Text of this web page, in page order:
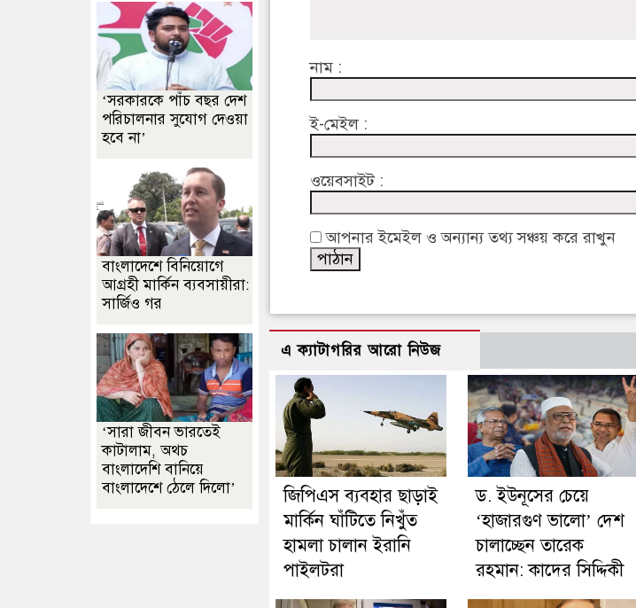
নাম :
ই-মেইল :
ওয়েবসাইট :
আপনার ইমেইল ও অন্যান্য তথ্য সঞ্চয় করে রাখুন
এ ক্যাটাগরির আরো নিউজ
জিপিএস ব্যবহার ছাড়াই
মার্কিন ঘাঁটিতে নিখুঁত
হামলা চালান ইরানি
পাইলটরা
ড. ইউনূসের চেয়ে
‘হাজারগুণ ভালো’ দেশ
চালাচ্ছেন তারেক
রহমান: কাদের সিদ্দিকী
‘সরকারকে পাঁচ বছর দেশ
পরিচালনার সুযোগ দেওয়া
হবে না’
বাংলাদেশে বিনিয়োগে
আগ্রহী মার্কিন ব্যবসায়ীরা:
সার্জিও গর
‘সারা জীবন ভারতেই
কাটালাম, অথচ
বাংলাদেশি বানিয়ে
বাংলাদেশে ঠেলে দিলো’